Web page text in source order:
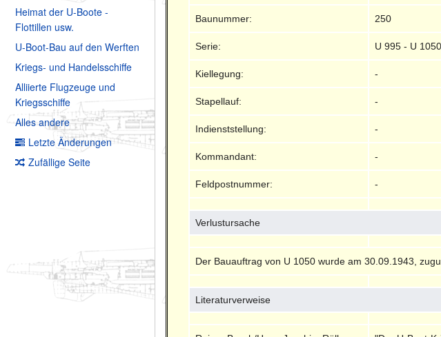
Heimat der U-Boote -
Flottillen usw.
U-Boot-Bau auf den Werften
Kriegs- und Handelsschiffe
Alliierte Flugzeuge und
Kriegsschiffe
Alles andere
Letzte Änderungen
Zufällige Seite
Baunummer: 250
Serie: U 995 - U 1050
Kiellegung: -
Stapellauf: -
Indienststellung: -
Kommandant: -
Feldpostnummer: -
Verlustursache
Der Bauauftrag von U 1050 wurde am 30.09.1943,
Literaturverweise